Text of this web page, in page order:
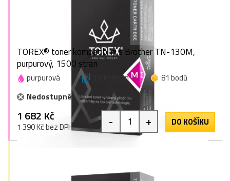
TOREX® toner kompatibilní s Brother TN-130M,
purpurový, 1500 stran
purpurová 1500 stran
81 bodů
Nedostupné
1 682 Kč
1 390 Kč bez DPH - + DO KOŠÍKU